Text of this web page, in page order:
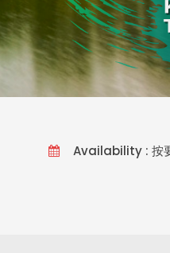
Availability : 按